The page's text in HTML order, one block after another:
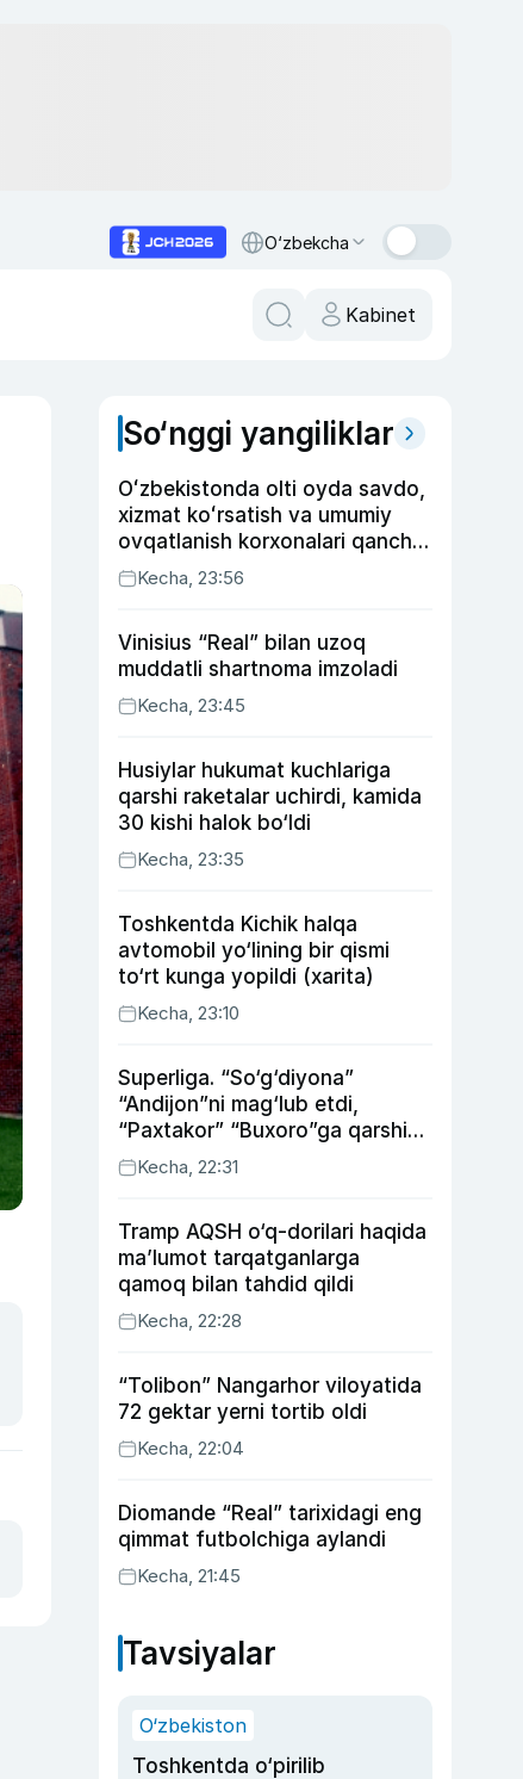
O‘zbekcha
Kabinet
So‘nggi yangiliklar
Oʻzbekistonda olti oyda savdo,
xizmat koʻrsatish va umumiy
ovqatlanish korxonalari qancha
soliq toʻlagani ochiqlandi
Kecha, 23:56
Vinisius “Real” bilan uzoq
muddatli shartnoma imzoladi
Kecha, 23:45
Husiylar hukumat kuchlariga
qarshi raketalar uchirdi, kamida
30 kishi halok bo‘ldi
Kecha, 23:35
Toshkentda Kichik halqa
avtomobil yo‘lining bir qismi
to‘rt kunga yopildi (xarita)
Kecha, 23:10
Superliga. “So‘g‘diyona”
“Andijon”ni mag‘lub etdi,
“Paxtakor” “Buxoro”ga qarshi
bahsda g‘alabani qo‘ldan
chiqardi
Kecha, 22:31
Tramp AQSH o‘q-dorilari haqida
ma’lumot tarqatganlarga
qamoq bilan tahdid qildi
Kecha, 22:28
“Tolibon” Nangarhor viloyatida
72 gektar yerni tortib oldi
Kecha, 22:04
Diomande “Real” tarixidagi eng
qimmat futbolchiga aylandi
Kecha, 21:45
Tavsiyalar
O‘zbekiston
Toshkentda o‘pirilib